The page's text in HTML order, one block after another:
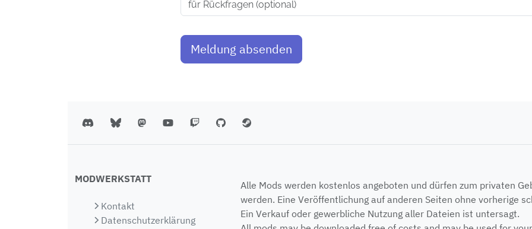
Meldung absenden
MODWERKSTATT
Kontakt
Datenschutzerklärung
Alle Mods werden kostenlos angeboten und dürfen zum privaten
werden. Eine Veröffentlichung auf anderen Seiten ohne vorherige
Ein Verkauf oder gewerbliche Nutzung aller Dateien ist untersagt.